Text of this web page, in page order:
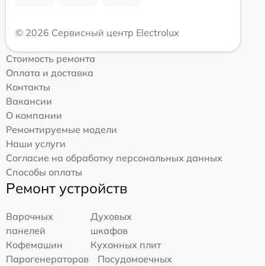
© 2026 Сервисный центр Electrolux
Стоимость ремонта
Оплата и доставка
Контакты
Вакансии
О компании
Ремонтируемые модели
Наши услуги
Согласие на обработку персональных данных
Способы оплаты
Ремонт устройств
Варочных
панелей
Духовых
шкафов
Кофемашин
Кухонных плит
Парогенераторов
Посудомоечных